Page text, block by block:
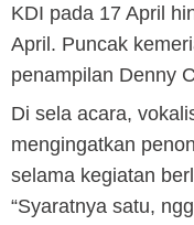
KDI pada 17 April
April. Puncak
penampilan Denny
Di sela acara,
mengingatkan
selama kegiatan
“Syaratnya satu,